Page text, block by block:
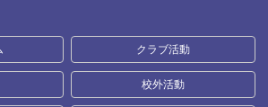
クラブ活動
校外活動